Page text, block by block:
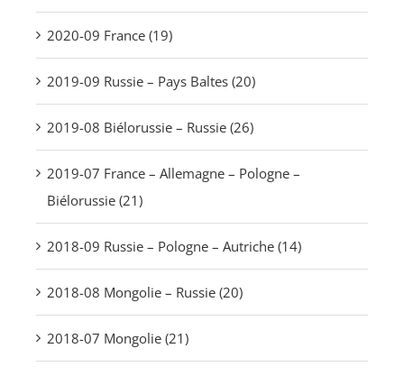
2020-09 France (19)
2019-09 Russie – Pays Baltes (20)
2019-08 Biélorussie – Russie (26)
2019-07 France – Allemagne – Pologne –
Biélorussie (21)
2018-09 Russie – Pologne – Autriche (14)
2018-08 Mongolie – Russie (20)
2018-07 Mongolie (21)